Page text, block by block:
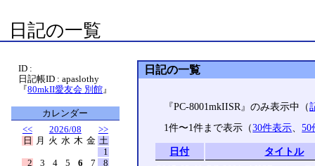
日記の一覧
日記の一覧
『PC-8001mkIISR』のみ表示中（
1件〜1件まで表示（30件表示、50
日付
タイトル
ID :
日記帳ID : apaslothy
『80mkII愛友会 別館 』
カレンダー
<<
2026/08
>>
日
月 火 水 木 金 土
1
2
3 4 5 6 7
8